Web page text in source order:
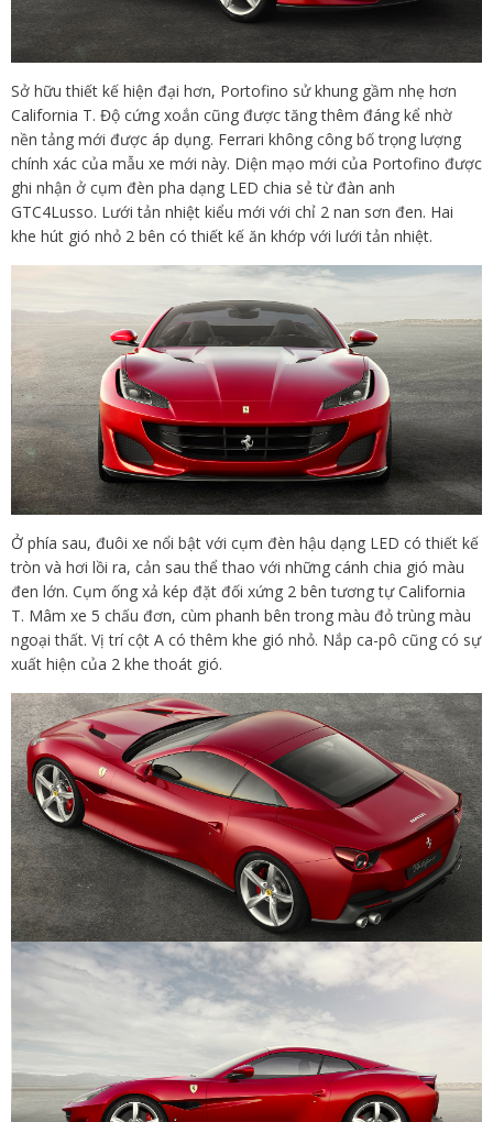
Sở hữu thiết kế hiện đại hơn, Portofino sử khung gầm nhẹ hơn
California T. Độ cứng xoắn cũng được tăng thêm đáng kể nhờ
nền tảng mới được áp dụng. Ferrari không công bố trọng lượng
chính xác của mẫu xe mới này. Diện mạo mới của Portofino được
ghi nhận ở cụm đèn pha dạng LED chia sẻ từ đàn anh
GTC4Lusso. Lưới tản nhiệt kiểu mới với chỉ 2 nan sơn đen. Hai
khe hút gió nhỏ 2 bên có thiết kế ăn khớp với lưới tản nhiệt.
Ở phía sau, đuôi xe nổi bật với cụm đèn hậu dạng LED có thiết kế
tròn và hơi lồi ra, cản sau thể thao với những cánh chia gió màu
đen lớn. Cụm ống xả kép đặt đối xứng 2 bên tương tự California
T. Mâm xe 5 chấu đơn, cùm phanh bên trong màu đỏ trùng màu
ngoại thất. Vị trí cột A có thêm khe gió nhỏ. Nắp ca-pô cũng có sự
xuất hiện của 2 khe thoát gió.